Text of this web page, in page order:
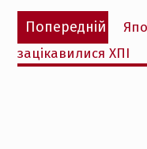
Навігація
записів
Попередній
зацікавилися ХПІ